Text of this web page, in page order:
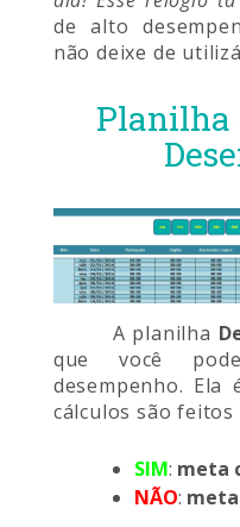
de alto
não deixe de
Planilha
A planilha
que você
desempenho. Ela
cálculos são
SIM: meta
NÃO: